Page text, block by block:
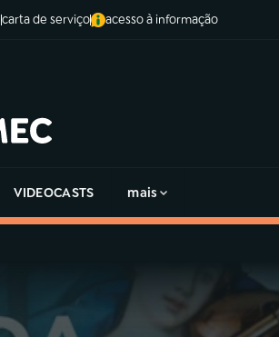
carta de serviço acesso à informação
VIDEOCASTS mais